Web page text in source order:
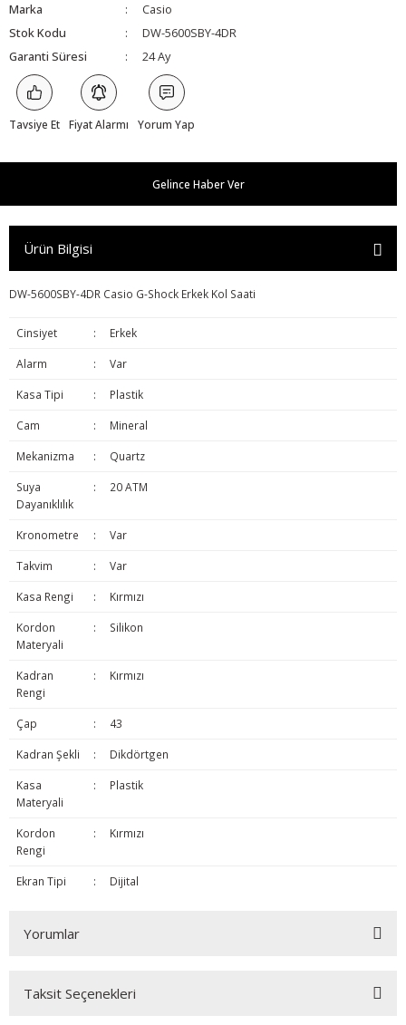
Marka
Casio
Stok Kodu
DW-5600SBY-4DR
Garanti Süresi
24 Ay
Tavsiye Et Fiyat Alarmı Yorum Yap
Gelince Haber Ver
Ürün Bilgisi
DW-5600SBY-4DR Casio G-Shock Erkek Kol Saati
Cinsiyet : Erkek
Alarm : Var
Kasa Tipi : Plastik
Cam : Mineral
Mekanizma : Quartz
Suya
Dayanıklılık
: 20 ATM
Kronometre : Var
Takvim : Var
Kasa Rengi : Kırmızı
Kordon
Materyali
: Silikon
Kadran
Rengi
: Kırmızı
Çap : 43
Kadran Şekli : Dikdörtgen
Kasa
Materyali
: Plastik
Kordon
Rengi
: Kırmızı
Ekran Tipi : Dijital
Yorumlar
Taksit Seçenekleri